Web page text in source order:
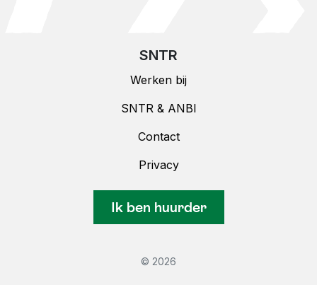
SNTR
Werken bij
SNTR & ANBI
Contact
Privacy
Ik ben huurder
© 2026